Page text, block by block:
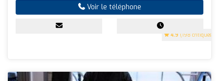
4.9 (198 critiques)
Voir le téléphone